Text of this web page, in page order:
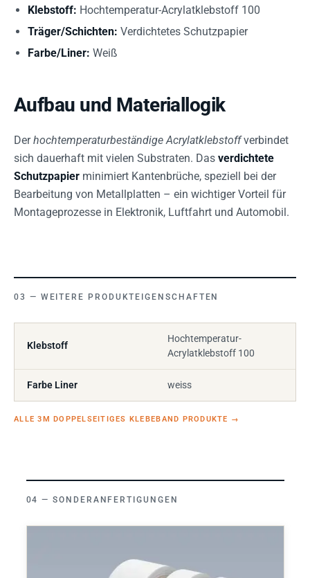
Klebstoff: Hochtemperatur-Acrylatklebstoff 100
Träger/Schichten: Verdichtetes Schutzpapier
Farbe/Liner: Weiß
Aufbau und Materiallogik
Derhochtemperaturbeständige Acrylatklebstoffverbindet
sich dauerhaft mit vielen Substraten. Das verdichtete
Schutzpapier minimiert Kantenbrüche, speziell bei der
Bearbeitung von Metallplatten – ein wichtiger Vorteil für
Montageprozesse in Elektronik, Luftfahrt und Automobil.
WEITERE PRODUKTEIGENSCHAFTEN
Klebstoff
Hochtemperatur-
Acrylatklebstoff 100
Farbe Liner weiss
ALLE 3M DOPPELSEITIGES KLEBEBAND PRODUKTE →
SONDERANFERTIGUNGEN